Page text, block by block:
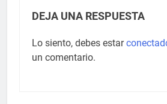
DEJA UNA RESPUESTA
Lo siento, debes estar
un comentario.